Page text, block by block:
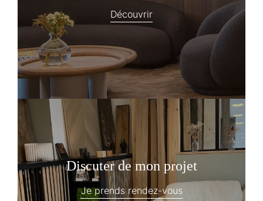
Découvrir
Discuter de mon projet
Je prends rendez-vous